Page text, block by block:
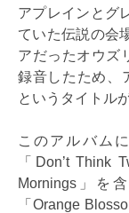
アプレインとグ
ていた伝説の会
アだったオウズ
録音したため、
というタイトル
このアルバム
「Don’t Think
Mornings」を
「Orange